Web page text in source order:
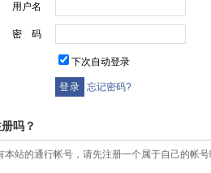
用户名
密 码
下次自动登录
忘记密码?
吗？
本站的通行帐号，请先注册一个属于自己的帐号